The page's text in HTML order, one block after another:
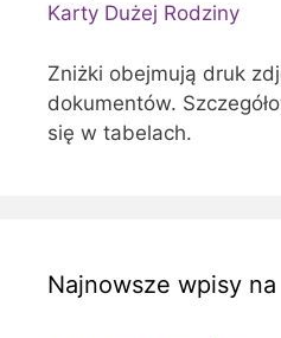
Karty Dużej Rodziny
Zniżki obejmują druk
dokumentów.
się w tabelach.
Najnowsze wpisy